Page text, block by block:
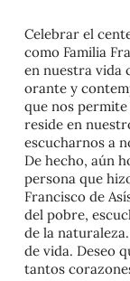
Celebrar el
como Familia
en nuestra vida
orante y
que nos
reside en
escucharnos a
De hecho, aún
persona que
Francisco de
del pobre,
de la
de vida. Deseo
tantos